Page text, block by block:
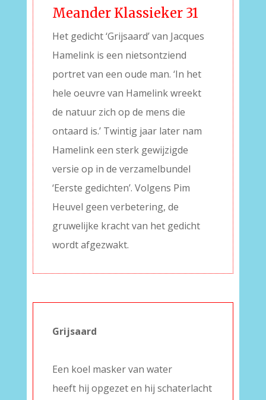
Meander Klassieker 31
Het gedicht ‘Grijsaard’ van Jacques
Hamelink is een nietsontziend
portret van een oude man. ‘In het
hele oeuvre van Hamelink wreekt
de natuur zich op de mens die
ontaard is.’ Twintig jaar later nam
Hamelink een sterk gewijzigde
versie op in de verzamelbundel
‘Eerste gedichten’. Volgens Pim
Heuvel geen verbetering, de
gruwelijke kracht van het gedicht
wordt afgezwakt.
Grijsaard
Een koel masker van water
heeft hij opgezet en hij schaterlacht